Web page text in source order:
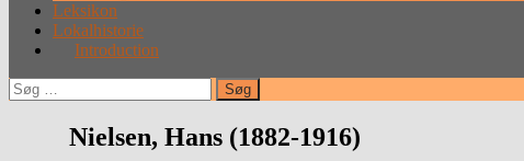
Leksikon
Lokalhistorie
Introduction
Søg
efter:
Nielsen, Hans (1882-1916)